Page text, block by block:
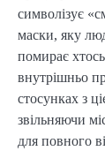
символізує
маски, яку
помирає
внутрішньо
стосунках з
звільняючи
для повного